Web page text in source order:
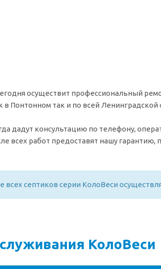
осуществит профессиональный
в Понтонном так и по всей Ленинградской
дадут консультацию по телефону,
всех работ предоставят нашу
всех септиков серии КолоВеси
КолоВеси